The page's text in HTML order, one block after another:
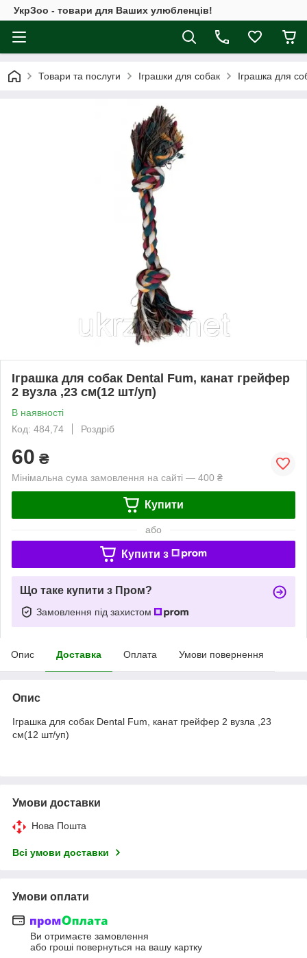
УкрЗоо - товари для Ваших улюбленців!
Товари та послуги Іграшки для собак Іграшка для
Іграшка для собак Dental Fum, канат грейфер
2 вузла ,23 см(12 шт/уп)
В наявності
Код: 484,74
Роздріб
60 ₴
Мінімальна сума замовлення на сайті — 400 ₴
Купити
або
Купити з
Що таке купити з Пром?
Замовлення під захистом
Опис Доставка Оплата Умови повернення
Опис
Іграшка для собак Dental Fum, канат грейфер 2 вузла ,23
см(12 шт/уп)
Умови доставки
Нова Пошта
Всі умови доставки
Умови оплати
Ви отримаєте замовлення
або гроші повернуться на вашу картку